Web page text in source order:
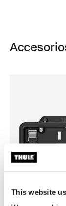
This website